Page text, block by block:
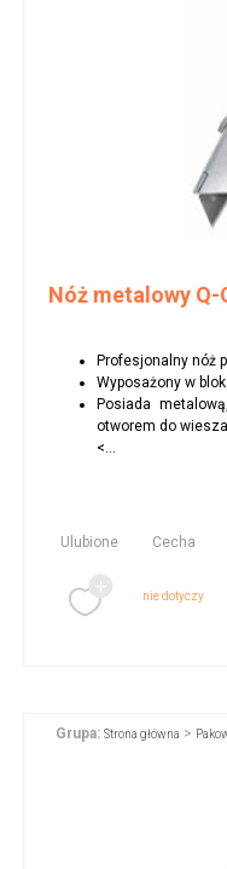
Nóż metalowy Q-
Profesjonalny nóż
Wyposażony w
Posiada
otworem do
<...
Ulubione Cecha
nie dotyczy
Grupa: Strona główna >